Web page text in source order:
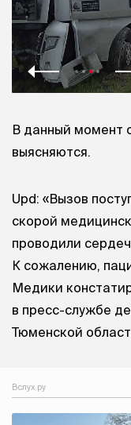
В данный момент
выясняются.
Upd: «Вызов
скорой
проводили
К сожалению,
Медики
в пресс-службе
Тюменской
Вслух.ру